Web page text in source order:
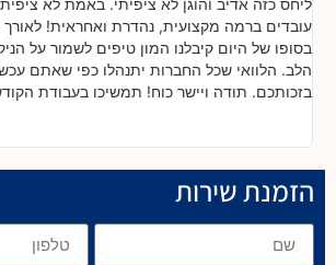
עובדים ברמה מקצועית, נהדרת ואחראית! לאורך
בסופו של היום קיבלנו המון טיפים לשמור על
הלב. הלוואי שכל החברות יתנהלו כפי שאתם
בזכותכם. תודה ויישר כוח! תמשיכו בעבודת
הזמנת שירות